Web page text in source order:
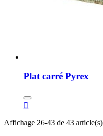
Plat carré Pyrex

Affichage 26-43 de 43 article(s)